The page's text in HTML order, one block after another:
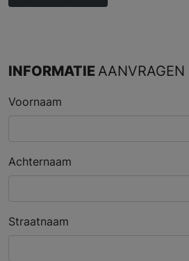
INFORMATIE AANVRAGEN
Voornaam
Achternaam
Straatnaam